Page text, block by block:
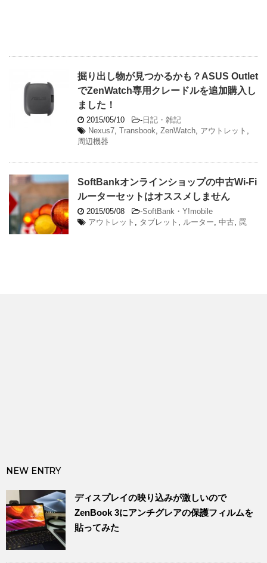
掘り出し物が見つかるかも？ASUS Outlet
でZenWatch専用クレードルを追加購入し
ました！
2015/05/10 - 日記・雑記
Nexus7, Transbook, ZenWatch, アウトレット ,
周辺機器
SoftBankオンラインショップの中古Wi-Fi
ルーターセットはオススメしません
2015/05/08 -SoftBank・Y!mobile
アウトレット , タブレット , ルーター, 中古, 罠
NEW ENTRY
ディスプレイの映り込みが激しいので
ZenBook 3にアンチグレアの保護フィルムを
貼ってみた